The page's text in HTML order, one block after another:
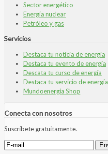
Sector energético
Energía nuclear
Petróleo y gas
Servicios
Destaca tu noticia de energía
Destaca tu evento de energía
Descata tu curso de energía
Destaca tu servicio de energía
Mundoenergia Shop
Conecta con nosotros
Suscríbete gratuitamente.